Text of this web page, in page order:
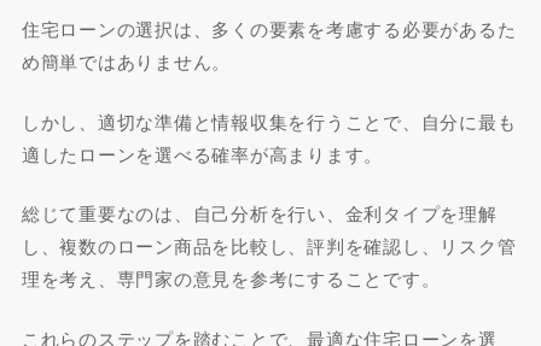
住宅ローンの選択は、多くの要素を考慮する必要があるた
め簡単ではありません。
しかし、適切な準備と情報収集を行うことで、自分に最も
適したローンを選べる確率が高まります。
総じて重要なのは、自己分析を行い、金利タイプを理解
し、複数のローン商品を比較し、評判を確認し、リスク管
理を考え、専門家の意見を参考にすることです。
これらのステップを踏むことで、最適な住宅ローンを選